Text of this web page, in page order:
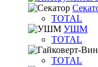
TOTAL
УШМ
TOTAL
TOTAL